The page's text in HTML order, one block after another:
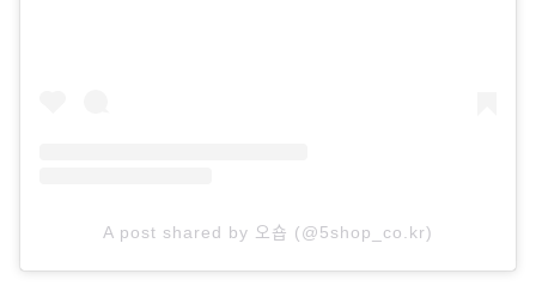
A post shared by 오숍 (@5shop_co.kr)